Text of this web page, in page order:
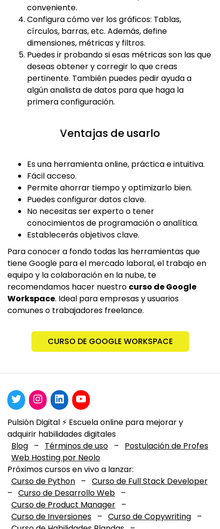
conveniente.
Configura cómo ver los gráficos: Tablas,
círculos, barras, etc. Además, define
dimensiones, métricas y filtros.
Puedes ir probando si esas métricas son las que
deseas obtener y corregir lo que creas
pertinente. También puedes pedir ayuda a
algún analista de datos para que haga la
primera configuración.
Ventajas de usarlo
Es una herramienta online, práctica e intuitiva.
Fácil acceso.
Permite ahorrar tiempo y optimizarlo bien.
Puedes configurar datos clave.
No necesitas ser experto o tener
conocimientos de programación o analítica.
Establecerás objetivos clave.
Para conocer a fondo todas las herramientas que
tiene Google para el mercado laboral, el trabajo en
equipo y la colaboración en la nube, te
recomendamos hacer nuestro curso de Google
Workspace. Ideal para empresas y usuarios
comunes o trabajadores freelance.
CURSO DE GOOGLE WORKSPACE
Pulsión Digital ⚡️ Escuela online para mejorar y
adquirir habilidades digitales
Blog – Términos de uso –
Postulación de Profes
Web Hosting por Neolo
Próximos cursos en vivo a lanzar:
Curso de Python – Curso de Full Stack Developer
– Curso de Desarrollo Web –
Curso de Product Manager –
Curso de Inversiones – Curso de Copywriting –